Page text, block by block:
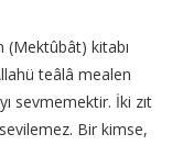
kitabı
teâlâ mealen
sevmemektir. İki zıt
Bir kimse,